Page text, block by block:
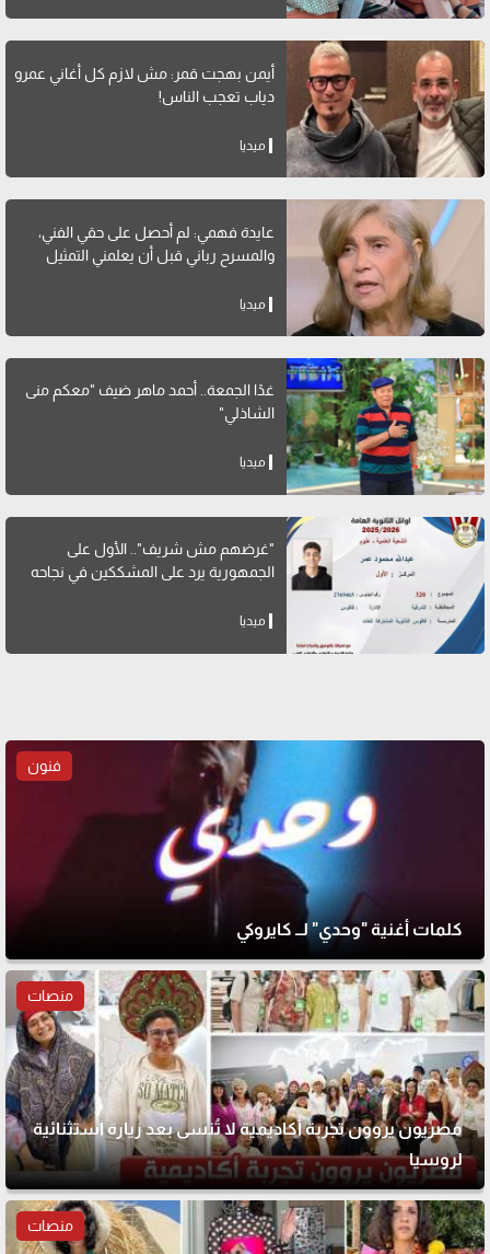
أيمن بهجت قمر: مش لازم كل أغاني عمرو
دياب تعجب الناس!
ميديا
عايدة فهمي: لم أحصل على حقي الفني،
والمسرح رباني قبل أن يعلمني التمثيل
ميديا
غدًا الجمعة.. أحمد ماهر ضيف "معكم منى
الشاذلي"
ميديا
"غرضهم مش شريف".. الأول على
الجمهورية يرد على المشككين في نجاحه
ميديا
فنون
كلمات أغنية "وحدي" لــ كايروكي
منصات
مصريون يروون تجربة أكاديمية لا تُنسى بعد زيارة استثنائية
لروسيا
منصات